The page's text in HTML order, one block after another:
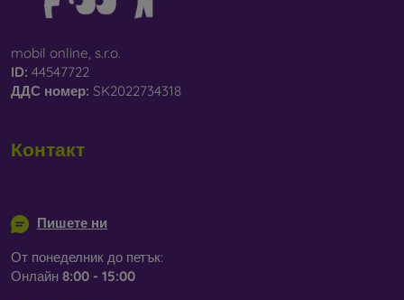
mobil online, s.r.o.
ID: 44547722
ДДС ​​номер: SK2022734318
Контакт
Пишете ни
От понеделник до петък:
Онлайн 8:00 - 15:00